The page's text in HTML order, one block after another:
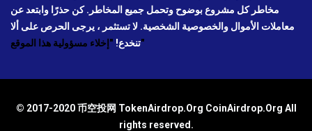
مخاطر كل مشروع بوضوح وتحمل جميع المخاطر. كن حذرًا وابتعد عن
معاملات الأموال والخصوصية الشخصية. لا تستثمر ، يرجى الحرص على ألا
تنخدع!"إخلاء مسؤولية هذا الموقع"
© 2017-2020 币空投网 TokenAirdrop.Org CoinAirdrop.Org All
rights reserved.